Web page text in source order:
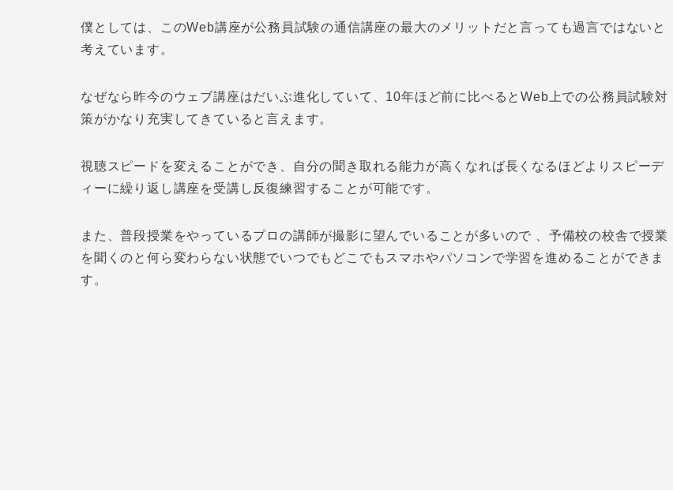
僕としては、このWeb講座が公務員試験の通信講座の最大のメリットだと言っても過言ではないと
考えています。
なぜなら昨今のウェブ講座はだいぶ進化していて、10年ほど前に比べるとWeb上での公務員試験対
策がかなり充実してきていると言えます。
視聴スピードを変えることができ、自分の聞き取れる能力が高くなれば長くなるほどよりスピーデ
ィーに繰り返し講座を受講し反復練習することが可能です。
また、普段授業をやっているプロの講師が撮影に望んでいることが多いので 、予備校の校舎で授業
を聞くのと何ら変わらない状態でいつでもどこでもスマホやパソコンで学習を進めることができま
す。